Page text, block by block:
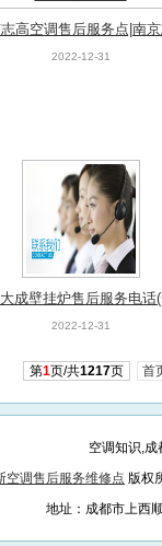
高空调售后服务点|南
空调维修服务网点
2022-12-31
成壁挂炉售后服务电话
中心)（已更新)(全国服务
2022-12-31
第1页/共1217页 首
空调知识,
空调售后服务维修点 版权
地址：成都市上西